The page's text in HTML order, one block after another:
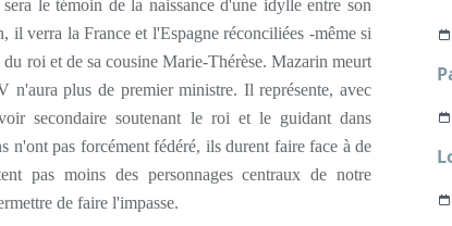
le témoin de la naissance d'une idylle entre son
il verra la France et l'Espagne réconciliées -même si
roi et de sa cousine Marie-Thérèse. Mazarin meurt
plus de premier ministre. Il représente, avec
secondaire soutenant le roi et le guidant dans
n'ont pas forcément fédéré, ils durent faire face à de
pas moins des personnages centraux de notre
de faire l'impasse.